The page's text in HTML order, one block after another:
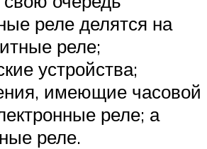
реле делятся на
реле;
устройства;
имеющие часовой
реле; а
реле.